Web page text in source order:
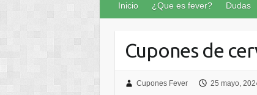
Inicio ¿Que es fever? Dudas
Cupones de
Cupones Fever 25 mayo,